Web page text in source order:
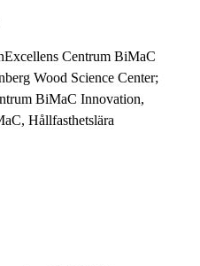
Centrum BiMaC
Wood Science Center;
BiMaC Innovation,
Hållfasthetslära